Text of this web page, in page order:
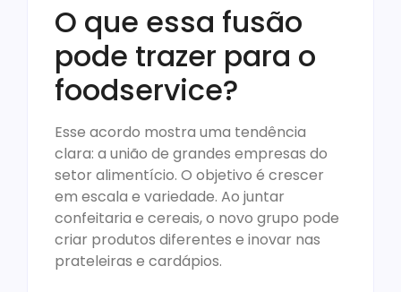
O que essa fusão
pode trazer para o
foodservice?
Esse acordo mostra uma tendência
clara: a união de grandes empresas do
setor alimentício. O objetivo é crescer
em escala e variedade. Ao juntar
confeitaria e cereais, o novo grupo pode
criar produtos diferentes e inovar nas
prateleiras e cardápios.